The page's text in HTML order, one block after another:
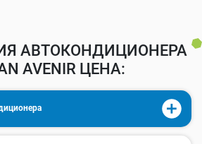
АВТОКОНДИЦИОНЕРА
AVENIR ЦЕНА: